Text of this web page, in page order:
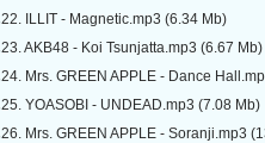
22. ILLIT - Magnetic.mp3 (6.34 Mb)
23. AKB48 - Koi Tsunjatta.mp3 (6.67 Mb)
24. Mrs. GREEN APPLE - Dance
25. YOASOBI - UNDEAD.mp3 (7.08 Mb)
26. Mrs. GREEN APPLE - Soranji.mp3